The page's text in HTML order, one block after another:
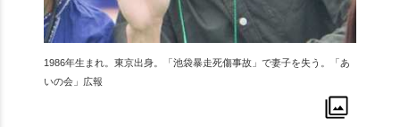
1986年生まれ。東京出身。「池袋暴走死傷事故」で妻子を失う。「あ
いの会」広報